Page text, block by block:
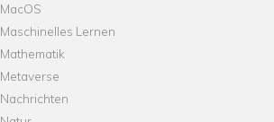
MacOS
Maschinelles Lernen
Mathematik
Metaverse
Nachrichten